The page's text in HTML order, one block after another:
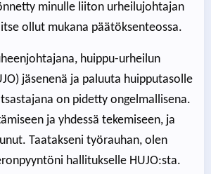
minulle liiton urheilujohtajan
ollut mukana päätöksenteossa.
huippu-urheilun
jäsenenä ja paluuta huipputasolle
on pidetty ongelmallisena.
ja yhdessä tekemiseen, ja
Taatakseni työrauhan, olen
hallitukselle HUJO:sta.